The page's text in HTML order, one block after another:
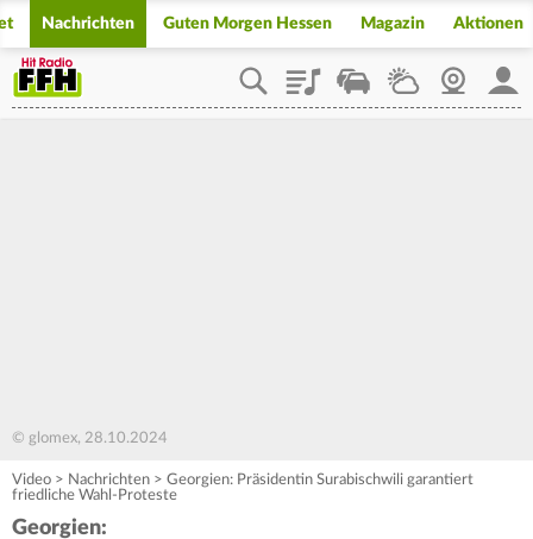
Nachrichten Guten Morgen Hessen Magazin Aktionen
PlaylistStaupilotWetterWebcam
© glomex, 28.10.2024
Video > Nachrichten > Georgien: Präsidentin Surabischwili garantiert
friedliche Wahl-Proteste
Georgien: